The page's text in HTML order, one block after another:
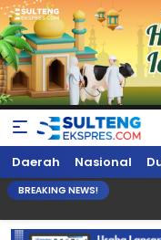
Sultengekspres.com
Berita Seputar
Sulteng
Daerah Nasional
BREAKING NEWS!